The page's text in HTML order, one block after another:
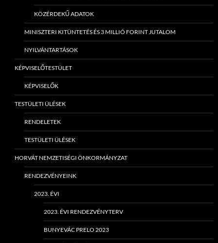
KÖZÉRDEKŰ ADATOK
MINISZTERI KITÜNTETÉS ÉS 3 MILLIÓ FORINT JUTALOM
NYILVÁNTARTÁSOK
KÉPVISELŐTESTÜLET
KÉPVISELŐK
TESTÜLETI ÜLÉSEK
RENDELETEK
TESTÜLETI ÜLÉSEK
HORVÁT NEMZETISÉGI ÖNKORMÁNYZAT
RENDEZVÉNYEINK
2023. ÉVI
2023. ÉVI RENDEZVÉNYTERV
BUNYEVÁC PRELO 2023